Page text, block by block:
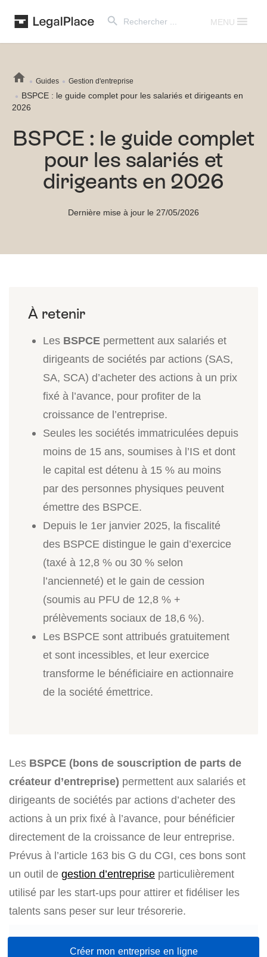
for:
MENU
Guides Gestion d'entreprise
BSPCE : le guide complet pour les salariés et dirigeants en
2026
BSPCE : le guide complet
pour les salariés et
dirigeants en 2026
Dernière mise à jour le 27/05/2026
Les BSPCE permettent aux salariés et
dirigeants de sociétés par actions (SAS,
SA, SCA) d’acheter des actions à un prix
fixé à l’avance, pour profiter de la
croissance de l’entreprise.
Seules les sociétés immatriculées depuis
moins de 15 ans, soumises à l’IS et dont
le capital est détenu à 15 % au moins
par des personnes physiques peuvent
émettre des BSPCE.
Depuis le 1er janvier 2025, la fiscalité
des BSPCE distingue le gain d’exercice
(taxé à 12,8 % ou 30 % selon
l’ancienneté) et le gain de cession
(soumis au PFU de 12,8 % +
prélèvements sociaux de 18,6 %).
Les BSPCE sont attribués gratuitement
et sont incessibles, et leur exercice
transforme le bénéficiaire en actionnaire
de la société émettrice.
Les BSPCE (bons de souscription de parts de
créateur d’entreprise) permettent aux salariés et
dirigeants de sociétés par actions d’acheter des
actions à un prix fixé à l’avance, pour bénéficier
directement de la croissance de leur entreprise.
Prévus à l’article 163 bis G du CGI, ces bons sont
un outil de gestion d’entreprise particulièrement
utilisé par les start-ups pour attirer et fidéliser les
talents sans peser sur leur trésorerie.
Créer mon entreprise en ligne